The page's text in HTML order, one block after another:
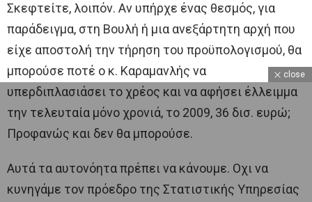
Σκεφτείτε, λοιπόν. Αν υπήρχε ένας θεσμός, για
παράδειγμα, στη Βουλή ή μια ανεξάρτητη αρχή που
είχε αποστολή την τήρηση του προϋπολογισμού, θα
μπορούσε ποτέ ο κ. Καραμανλής να
υπερδιπλασιάσει το χρέος και να αφήσει έλλειμμα
την τελευταία μόνο χρονιά, το 2009, 36 δισ. ευρώ;
Προφανώς και δεν θα μπορούσε.
Αυτά τα αυτονόητα πρέπει να κάνουμε. Οχι να
κυνηγάμε τον πρόεδρο της Στατιστικής Υπηρεσίας
close